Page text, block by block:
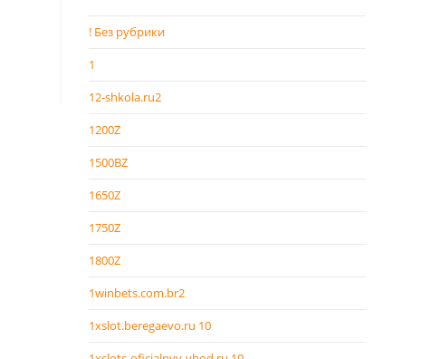
! Без рубрики
1
12-shkola.ru2
1200Z
1500BZ
1650Z
1750Z
1800Z
1winbets.com.br2
1xslot.beregaevo.ru 10